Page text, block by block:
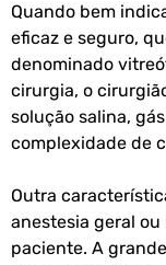
Quando bem
eficaz e seguro,
denominado
cirurgia, o
solução salina,
complexidade de
Outra
anestesia geral
paciente. A